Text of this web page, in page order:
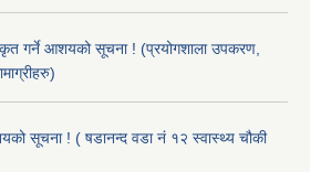
गर्ने आशयको सूचना ! (प्रयोगशाला उपकरण,
सूचना ! ( षडानन्द वडा नं १२ स्वास्थ्य चौकी